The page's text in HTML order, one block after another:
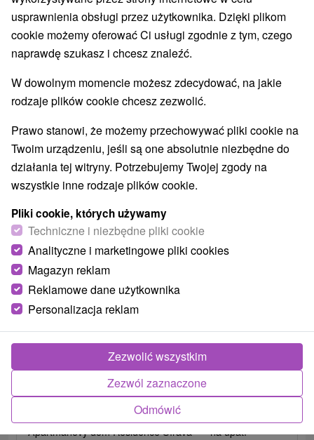
Wybierz lokalizację lub datę
WSZYSTKO NAJTAŃSZE NAJDROŻSZE
om apartamentowy Rezydencja Šírava
Apartmánový dom Residence Šírava *** na úpätí
usprawnienia obsługi przez użytkownika. Dzięki plikom
cookie możemy oferować Ci usługi zgodnie z tym, czego
naprawdę szukasz i chcesz znaleźć.
W dowolnym momencie możesz zdecydować, na jakie
rodzaje plików cookie chcesz zezwolić.
Prawo stanowi, że możemy przechowywać pliki cookie na
Twoim urządzeniu, jeśli są one absolutnie niezbędne do
działania tej witryny. Potrzebujemy Twojej zgody na
wszystkie inne rodzaje plików cookie.
Pliki cookie, których używamy
Techniczne i niezbędne pliki cookie
Analityczne i marketingowe pliki cookies
Magazyn reklam
Reklamowe dane użytkownika
Personalizacja reklam
Odmówić
Zezwól zaznaczone
Zezwolić wszystkim